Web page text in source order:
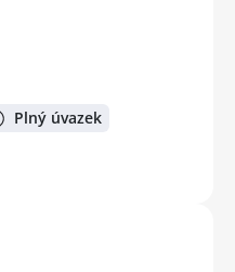
Plný úvazek